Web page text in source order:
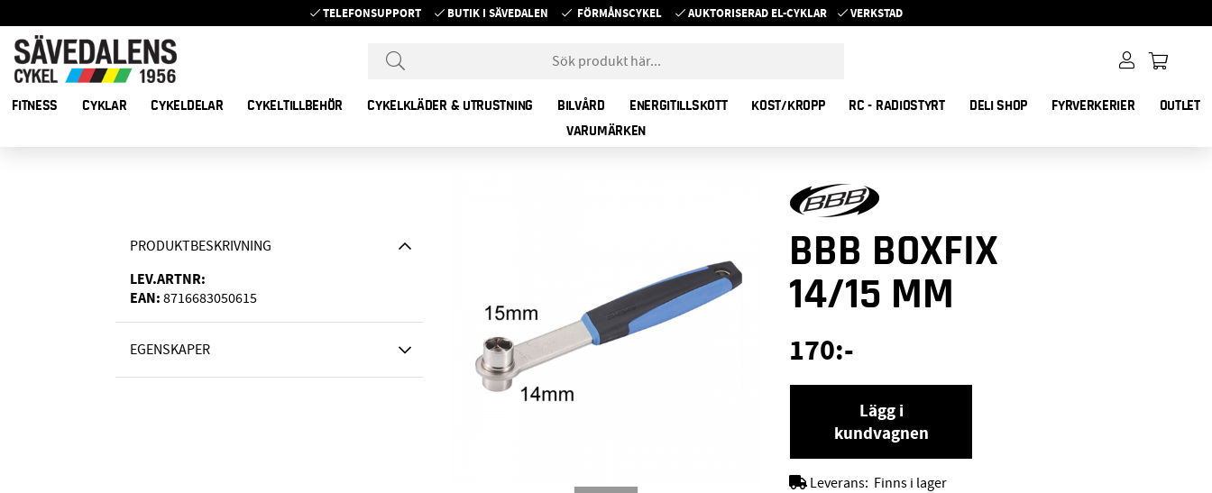
TELEFONSUPPORT BUTIK I SÄVEDALEN FÖRMÅNSCYKEL AUKTORISERAD EL-CYKLAR VERKSTAD
FITNESS CYKLAR CYKELDELAR CYKELTILLBEHÖR CYKELKLÄDER & UTRUSTNING BILVÅRD ENERGITILLSKOTT KOST/KROPP RC - RADIOSTYRT DELI SHOP FYRVERKERIER
OUTLET
VARUMÄRKEN
PRODUKTBESKRIVNING
LEV.ARTNR:
EAN: 8716683050615
EGENSKAPER
BBB BOXFIX
14/15 MM
170:-
Lägg i
kundvagnen
Leverans: Finns i lager